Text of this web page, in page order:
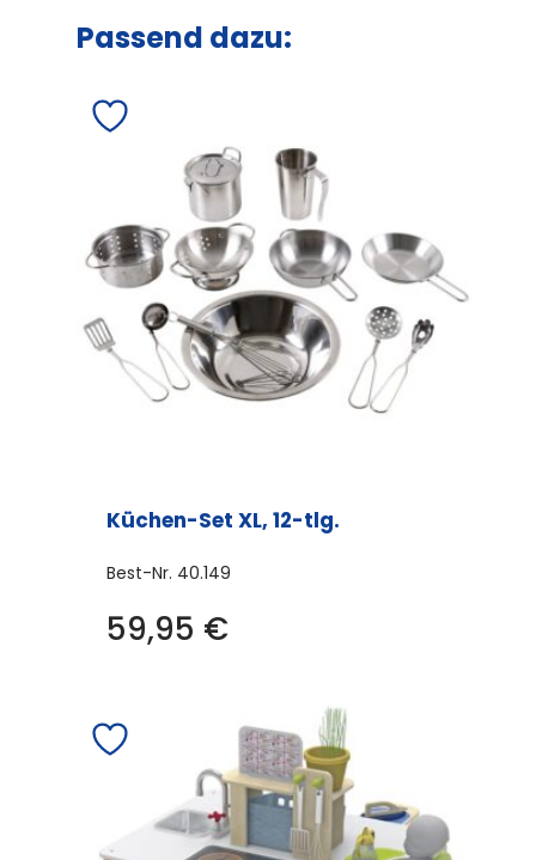
Passend dazu:
Küchen-Set XL, 12-tlg.
Best-Nr. 40.149
59,95 €